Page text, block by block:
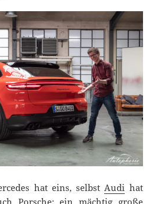
hat eins, selbstAudi hat